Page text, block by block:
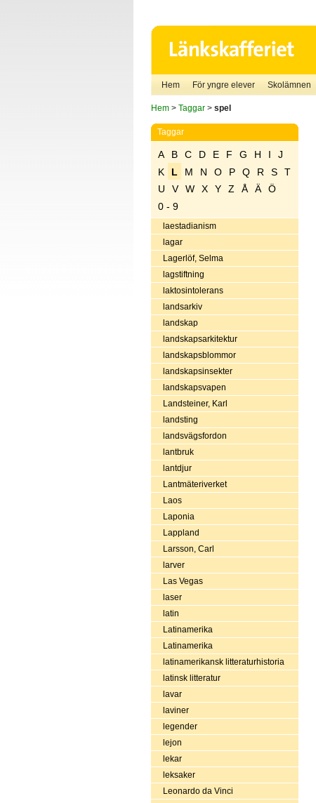
Hem För yngre elever Skolämnen
Hem> Taggar> spel
Taggar
A B C D E F G H I
J
K
L M N O P Q R S
T
U
V W X Y Z Å Ä
Ö
0 - 9
laestadianism
lagar
Lagerlöf, Selma
lagstiftning
laktosintolerans
landsarkiv
landskap
landskapsarkitektur
landskapsblommor
landskapsinsekter
landskapsvapen
Landsteiner, Karl
landsting
landsvägsfordon
lantbruk
lantdjur
Lantmäteriverket
Laos
Laponia
Lappland
Larsson, Carl
larver
Las Vegas
laser
latin
Latinamerika
Latinamerika
latinamerikansk litteraturhistoria
latinsk litteratur
lavar
laviner
legender
lejon
lekar
leksaker
Leonardo da Vinci